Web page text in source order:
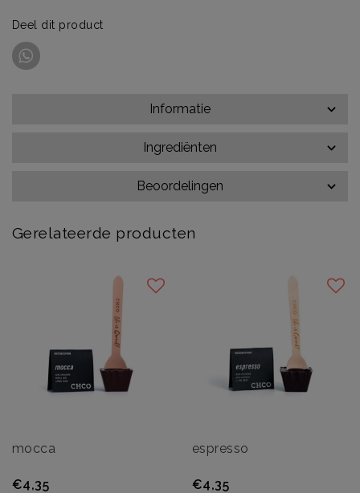
Deel dit product
Informatie
Ingrediënten
Beoordelingen
Gerelateerde producten
mocca
€4,35
espresso
€4,35